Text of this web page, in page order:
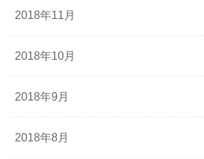
2018年11月
2018年10月
2018年9月
2018年8月